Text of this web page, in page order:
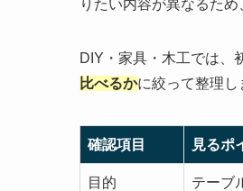
りたい内容が異なるた
DIY・家具・木工では、
比べるかに絞って整理し
確認項目 見るポ
目的 テーブ